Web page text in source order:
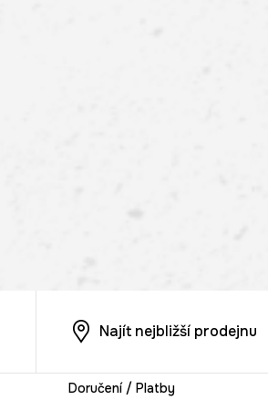
Najít nejbližší prodejnu
Doručení / Platby